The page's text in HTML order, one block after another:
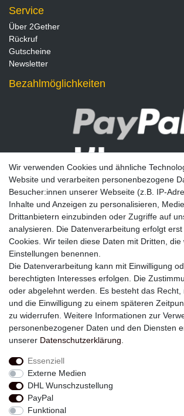
Service
Über 2Gether
Rückruf
Gutscheine
Newsletter
Bezahlmöglichkeiten
Newsletter
E-MAIL **
Einwilligung kann ich jederzeit widerrufen.**
Abonnieren
Widerrufs­recht Widerrufs­formular
Wir verwenden Cookies und ähnliche
Website und verarbeiten personenbezogene
Besucher:innen unserer Webseite (z.B. IP-
Inhalte und Anzeigen zu personalisieren,
Drittanbietern einzubinden oder Zugriffe auf
analysieren. Die Datenverarbeitung erfolgt
Cookies. Wir teilen diese Daten mit Dritten, die
Einstellungen benennen.
Die Datenverarbeitung kann mit Einwilligung
berechtigten Interesses erfolgen. Die
oder abgelehnt werden. Es besteht das Recht,
und die Einwilligung zu einem späteren
zu widerrufen. Weitere Informationen zur
personenbezogener Daten und den Diensten
unserer Daten­schutz­erklärung
Essenziell
Externe Medien
DHL Wunschzustellung
PayPal
Funktional